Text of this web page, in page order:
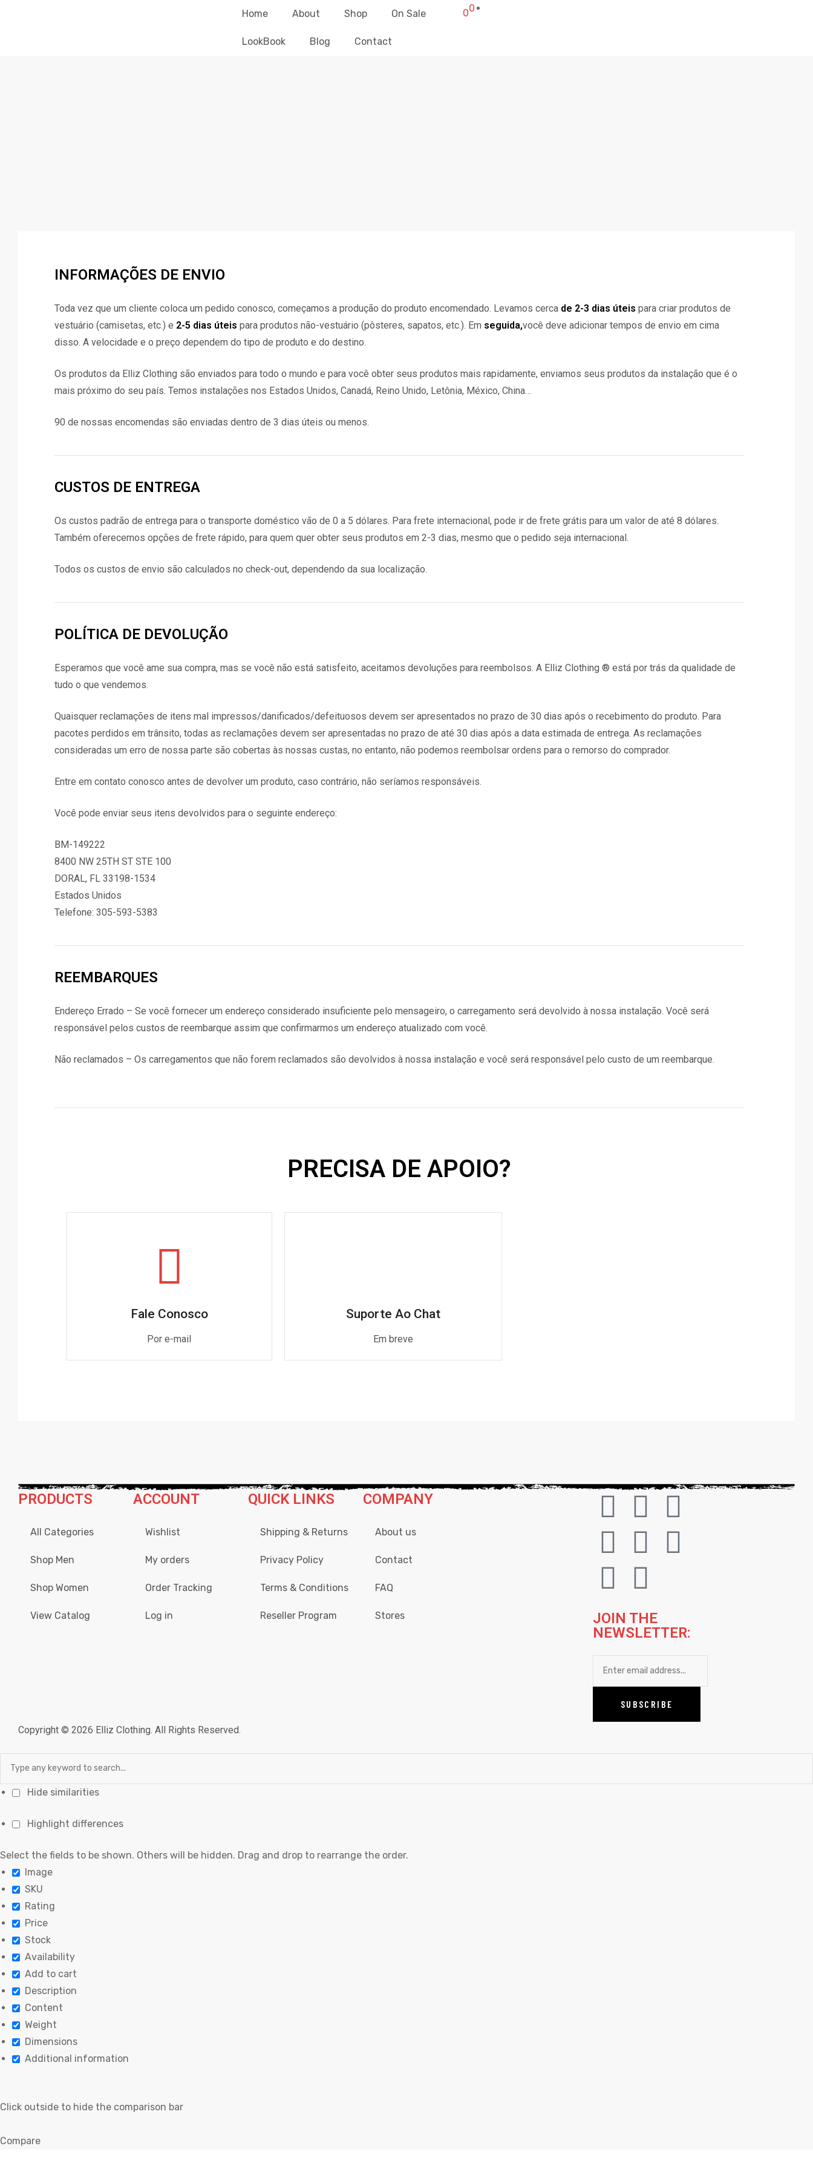
Home About Shop On Sale
LookBook Blog Contact
00
INFORMAÇÕES DE ENVIO
Toda vez que um cliente coloca um pedido conosco, começamos a produção do produto encomendado. Levamos cerca de 2-3 dias úteis para criar produtos de
vestuário (camisetas, etc.) e 2-5 dias úteis para produtos não-vestuário (pôsteres, sapatos, etc.). Em seguida,você deve adicionar tempos de envio em cima
disso. A velocidade e o preço dependem do tipo de produto e do destino.
Os produtos da Elliz Clothing são enviados para todo o mundo e para você obter seus produtos mais rapidamente, enviamos seus produtos da instalação que é o
mais próximo do seu país. Temos instalações nos Estados Unidos, Canadá, Reino Unido, Letônia, México, China…
90 de nossas encomendas são enviadas dentro de 3 dias úteis ou menos.
CUSTOS DE ENTREGA
Os custos padrão de entrega para o transporte doméstico vão de 0 a 5 dólares. Para frete internacional, pode ir de frete grátis para um valor de até 8 dólares.
Também oferecemos opções de frete rápido, para quem quer obter seus produtos em 2-3 dias, mesmo que o pedido seja internacional.
Todos os custos de envio são calculados no check-out, dependendo da sua localização.
POLÍTICA DE DEVOLUÇÃO
Esperamos que você ame sua compra, mas se você não está satisfeito, aceitamos devoluções para reembolsos. A Elliz Clothing ® está por trás da qualidade de
tudo o que vendemos.
Quaisquer reclamações de itens mal impressos/danificados/defeituosos devem ser apresentados no prazo de 30 dias após o recebimento do produto. Para
pacotes perdidos em trânsito, todas as reclamações devem ser apresentadas no prazo de até 30 dias após a data estimada de entrega. As reclamações
consideradas um erro de nossa parte são cobertas às nossas custas, no entanto, não podemos reembolsar ordens para o remorso do comprador.
Entre em contato conosco antes de devolver um produto, caso contrário, não seríamos responsáveis.
Você pode enviar seus itens devolvidos para o seguinte endereço:
BM-149222
8400 NW 25TH ST STE 100
DORAL, FL 33198-1534
Estados Unidos
Telefone: 305-593-5383
REEMBARQUES
Endereço Errado – Se você fornecer um endereço considerado insuficiente pelo mensageiro, o carregamento será devolvido à nossa instalação. Você será
responsável pelos custos de reembarque assim que confirmarmos um endereço atualizado com você.
Não reclamados – Os carregamentos que não forem reclamados são devolvidos à nossa instalação e você será responsável pelo custo de um reembarque.
PRECISA DE APOIO?
Fale Conosco
Por e-mail
Suporte Ao Chat
Em breve
PRODUCTS
All Categories
Shop Men
Shop Women
View Catalog
ACCOUNT
Wishlist
My orders
Order Tracking
Log in
QUICK LINKS
Shipping & Returns
Privacy Policy
Terms & Conditions
Reseller Program
COMPANY
About us
Contact
FAQ
Stores
JOIN THE
NEWSLETTER:
Copyright © 2026 Elliz Clothing . All Rights Reserved.
Hide similarities
Highlight differences
Select the fields to be shown. Others will be hidden. Drag and drop to rearrange the order.
Image
SKU
Rating
Price
Stock
Availability
Add to cart
Description
Content
Weight
Dimensions
Additional information
Click outside to hide the comparison bar
Compare